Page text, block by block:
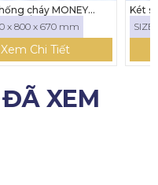
Két sắt chống cháy
SIZE: 1700 x 1140 x 720
XEM